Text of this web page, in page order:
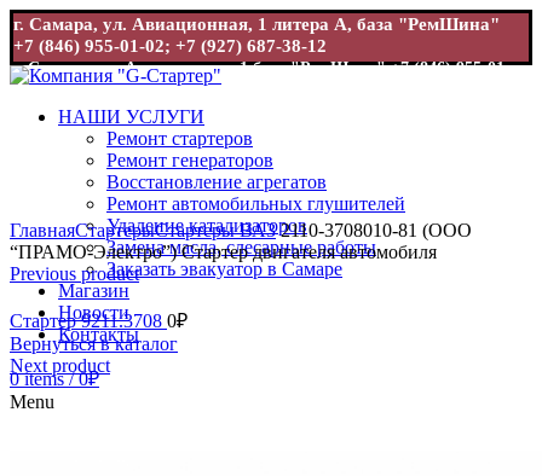
г. Самара, ул. Авиационная, 1 литера А, база "РемШина"
+7 (846) 955-01-02; +7 (927) 687-38-12
г. Самара, ул. Авиационная, 1 база "РемШина" +7 (846) 955-01-
02; +7 (927) 687-38-12
НАШИ УСЛУГИ
Ремонт стартеров
Ремонт генераторов
Восстановление агрегатов
Ремонт автомобильных глушителей
Удаление катализаторов
Замена масла, слесарные работы
Заказать эвакуатор в Самаре
Магазин
Новости
Контакты
0items / 0₽
Menu
Увеличить
ГлавнаяСтартерыСтартеры ВАЗ2110-3708010-81 (ООО
“ПРАМО-Электро”) Стартер двигателя автомобиля
Previous product
Стартер 9211.3708 0₽
Вернуться в каталог
Next product